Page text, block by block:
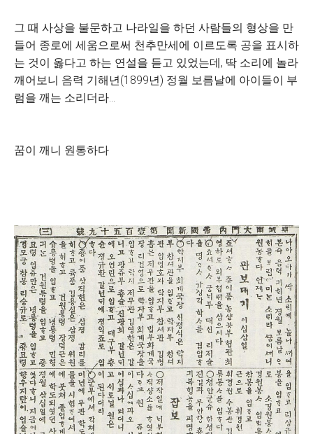
그 때 사상을 불문하고 나라일을 하던 사람들의 형상을 만
들어 종로에 세움으로써 천추만세에 이르도록 공을 표시하
는 것이 옳다고 하는 연설을 듣고 있었는데, 딱 소리에 놀라
깨어보니 음력 기해년(1899년) 정월 보름날에 아이들이 부
럼을 깨는 소리더라...
꿈이 깨니 원통하다